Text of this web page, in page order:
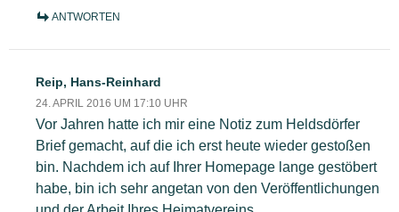
ANTWORTEN
Reip, Hans-Reinhard
24. APRIL 2016 UM 17:10 UHR
Vor Jahren hatte ich mir eine Notiz zum Heldsdörfer
Brief gemacht, auf die ich erst heute wieder gestoßen
bin. Nachdem ich auf Ihrer Homepage lange gestöbert
habe, bin ich sehr angetan von den Veröffentlichungen